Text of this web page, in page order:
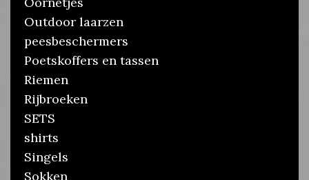
Outdoor laarzen
peesbeschermers
Poetskoffers en tassen
Riemen
Rijbroeken
SETS
shirts
Singels
Sokken